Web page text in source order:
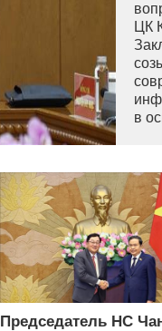
ЦК
в
Председатель НС